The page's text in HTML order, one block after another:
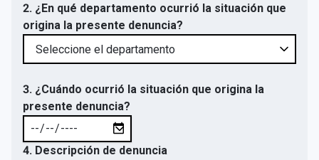
2. ¿En qué departamento ocurrió la situación que
origina la presente denuncia?
3. ¿Cuándo ocurrió la situación que origina la
presente denuncia?
4. Descripción de denuncia